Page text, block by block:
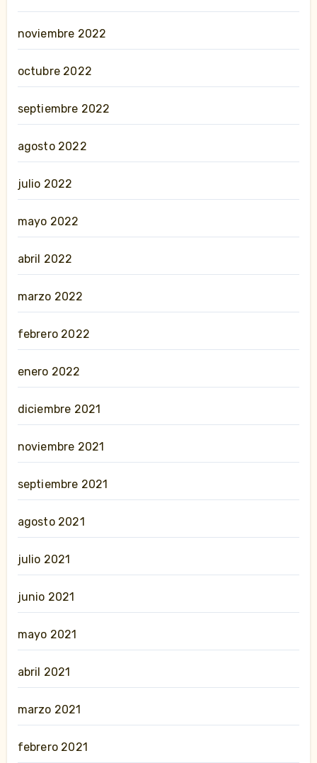
noviembre 2022
octubre 2022
septiembre 2022
agosto 2022
julio 2022
mayo 2022
abril 2022
marzo 2022
febrero 2022
enero 2022
diciembre 2021
noviembre 2021
septiembre 2021
agosto 2021
julio 2021
junio 2021
mayo 2021
abril 2021
marzo 2021
febrero 2021